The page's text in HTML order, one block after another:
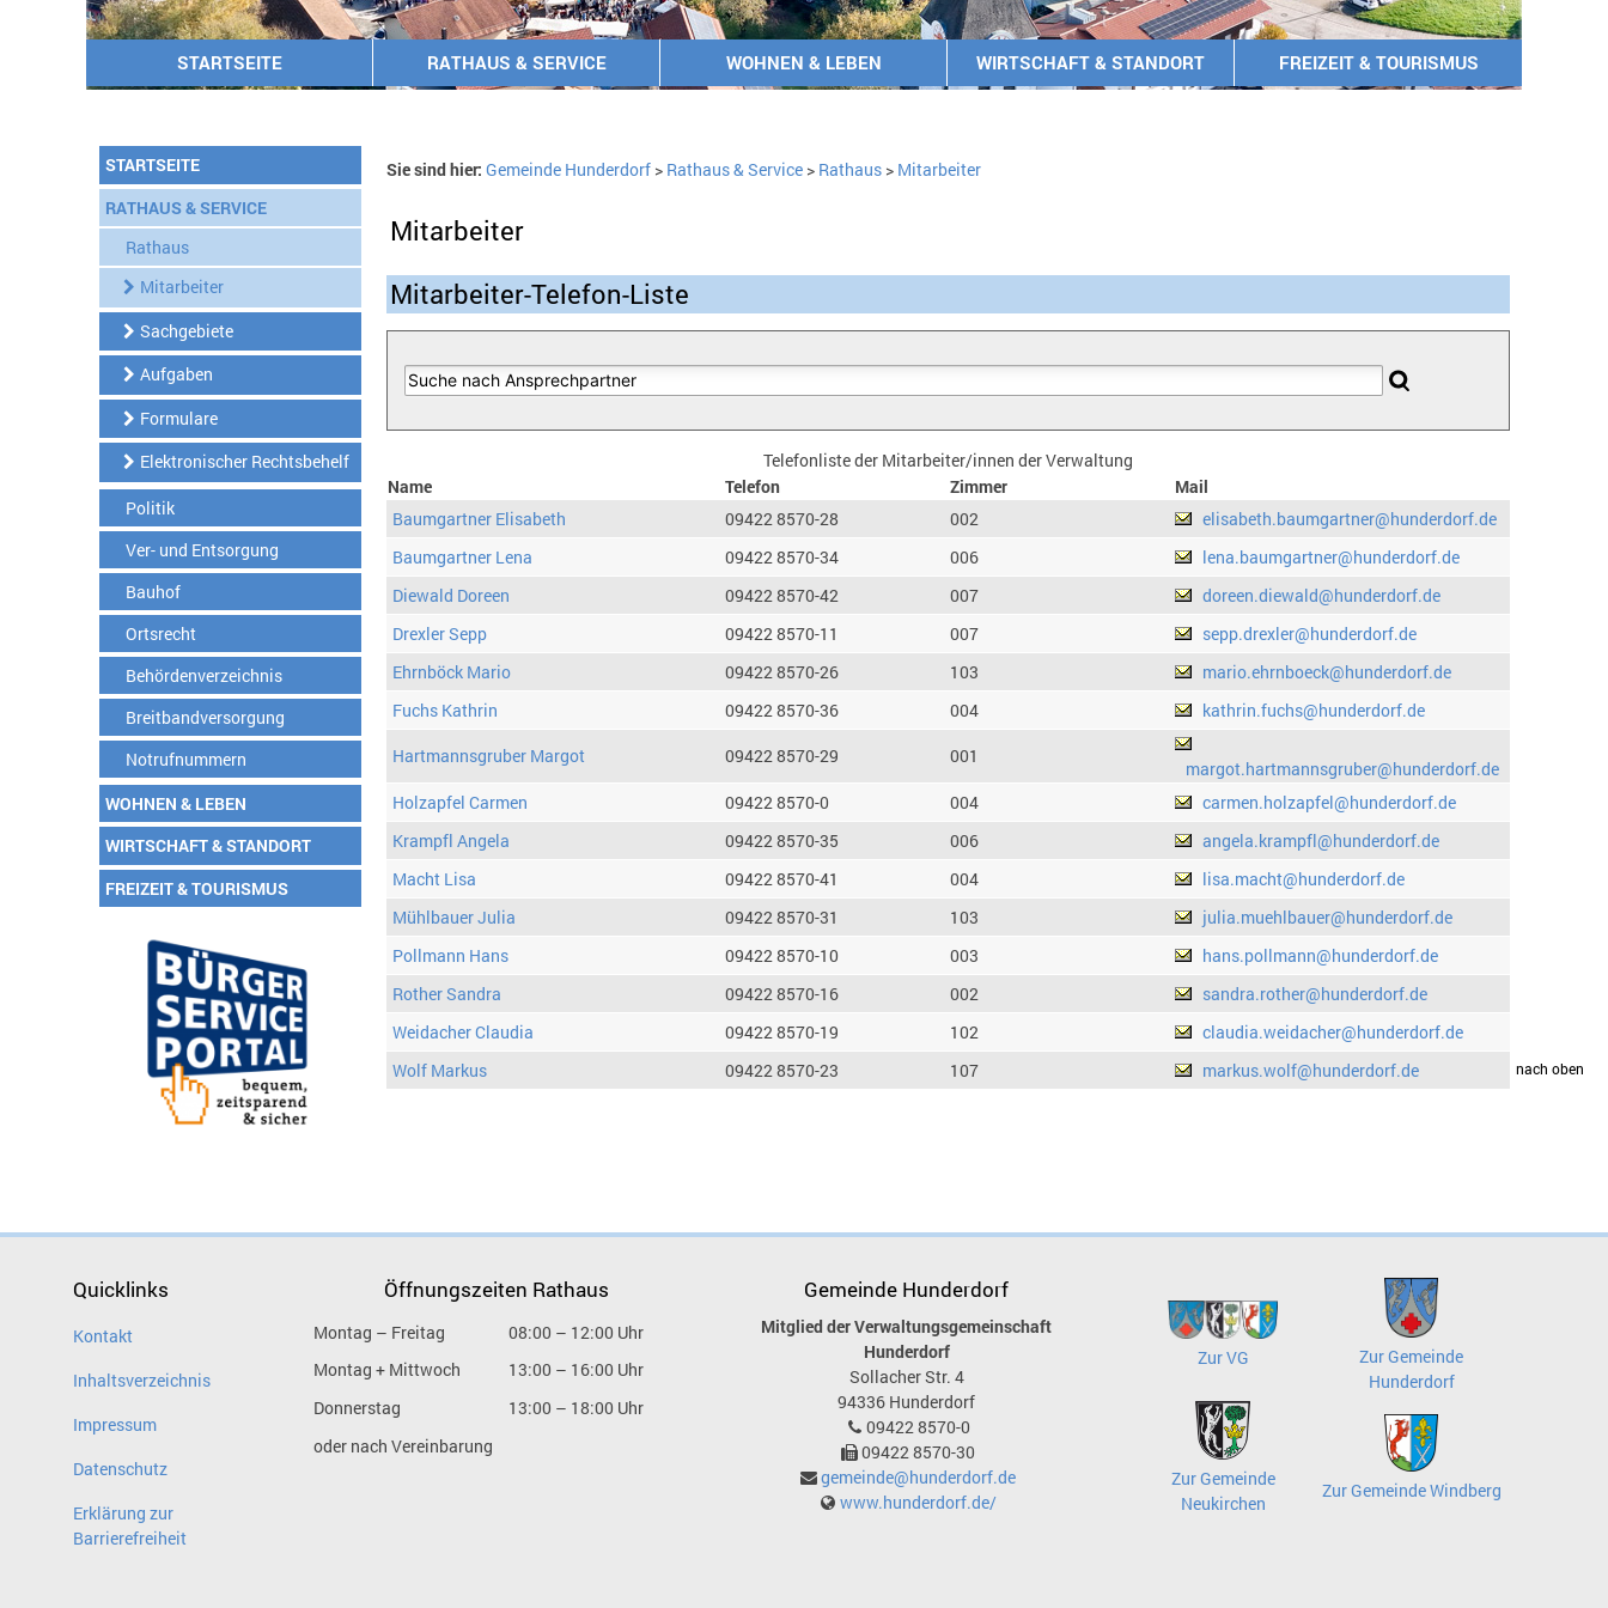
STARTSEITE RATHAUS & SERVICE WOHNEN & LEBEN WIRTSCHAFT & STANDORT FREIZEIT & TOURISMUS
STARTSEITE
RATHAUS & SERVICE
Rathaus
Mitarbeiter
Sachgebiete
Aufgaben
Formulare
Elektronischer Rechtsbehelf
Politik
Ver- und Entsorgung
Bauhof
Ortsrecht
Behördenverzeichnis
Breitbandversorgung
Notrufnummern
WOHNEN & LEBEN
WIRTSCHAFT & STANDORT
FREIZEIT & TOURISMUS
Sie sind hier: Gemeinde Hunderdorf> Rathaus & Service> Rathaus> Mitarbeiter
Mitarbeiter
Mitarbeiter-Telefon-Liste
Telefonliste der Mitarbeiter/innen der Verwaltung
Name
Telefon Zimmer
Mail
Baumgartner Elisabeth
09422 8570-28 002
elisabeth.baumgartner@hunderdorf.de
Baumgartner Lena
09422 8570-34 006
lena.baumgartner@hunderdorf.de
Diewald Doreen
09422 8570-42 007
doreen.diewald@hunderdorf.de
Drexler Sepp
09422 8570-11 007
sepp.drexler@hunderdorf.de
Ehrnböck Mario
09422 8570-26 103
mario.ehrnboeck@hunderdorf.de
Fuchs Kathrin
09422 8570-36 004
kathrin.fuchs@hunderdorf.de
Hartmannsgruber Margot
09422 8570-29 001
margot.hartmannsgruber@hunderdorf.de
Holzapfel Carmen
09422 8570-0 004
carmen.holzapfel@hunderdorf.de
Krampfl Angela
09422 8570-35 006
angela.krampfl@hunderdorf.de
Macht Lisa
09422 8570-41 004
lisa.macht@hunderdorf.de
Mühlbauer Julia
09422 8570-31 103
julia.muehlbauer@hunderdorf.de
Pollmann Hans
09422 8570-10 003
hans.pollmann@hunderdorf.de
Rother Sandra
09422 8570-16 002
sandra.rother@hunderdorf.de
Weidacher Claudia
09422 8570-19 102
claudia.weidacher@hunderdorf.de
Wolf Markus
09422 8570-23 107 markus.wolf@hunderdorf.dedrucken nach oben
Quicklinks
Kontakt
Inhaltsverzeichnis
Impressum
Datenschutz
Erklärung zur
Barrierefreiheit
Öffnungszeiten Rathaus
Montag – Freitag
08:00 – 12:00 Uhr
Montag + Mittwoch
13:00 – 16:00 Uhr
Donnerstag
13:00 – 18:00 Uhr
oder nach Vereinbarung
Gemeinde Hunderdorf
Mitglied der Verwaltungsgemeinschaft
Hunderdorf
Sollacher Str. 4
94336 Hunderdorf
09422 8570-0
09422 8570-30
gemeinde@hunderdorf.de
www.hunderdorf.de/
Zur VG
Zur Gemeinde
Hunderdorf
Zur Gemeinde
Neukirchen
Zur Gemeinde Windberg